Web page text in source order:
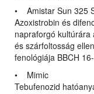
• Amistar Sun 325
Azoxistrobin és
napraforgó kultúrára
és szárfoltosság
fenológiája BBCH
• Mimic
Tebufenozid